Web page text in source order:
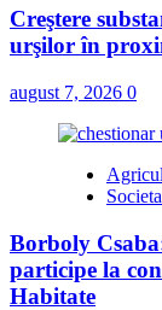
Creştere
urşilor în
august 7, 2026 0
Borboly
participe la
Habitate